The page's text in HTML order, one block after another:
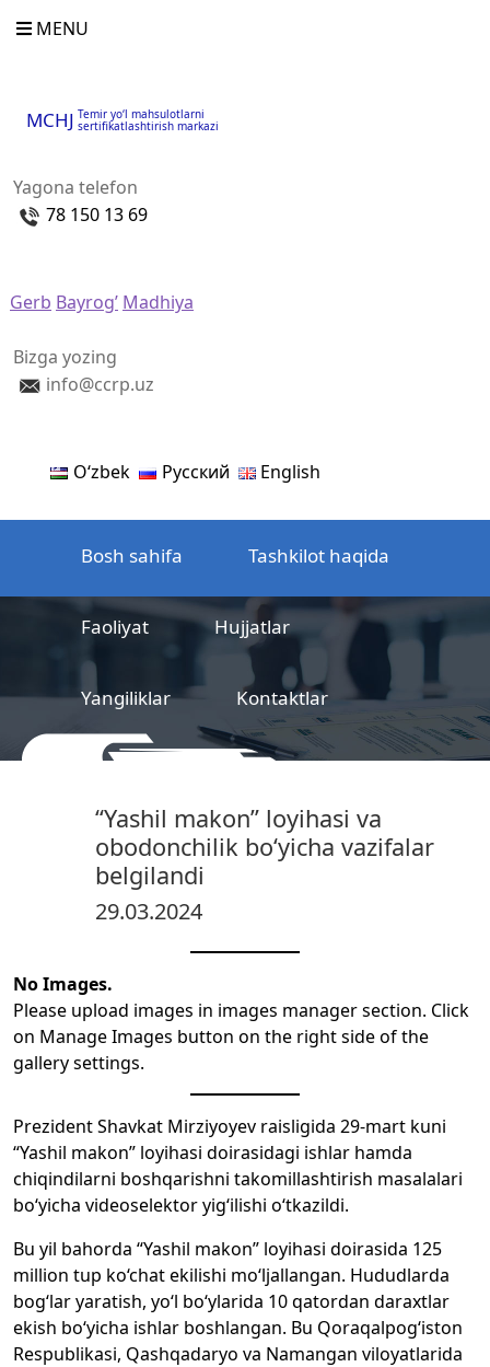
MENU
MCHJ Temir yo‘l mahsulotlarni
sertifikatlashtirish markazi
Yagona telefon
78 150 13 69
Gerb Bayrog’ Madhiya
Bizga yozing
info@ccrp.uz
Oʻzbek Русский English
Bosh sahifa Tashkilot haqida
Faoliyat Hujjatlar
Yangiliklar Kontaktlar
sertifikatlashtirish markazi
“Yashil makon” loyihasi va
obodonchilik bo‘yicha vazifalar
belgilandi
29.03.2024
No Images.
Please upload images in images manager section. Click
on Manage Images button on the right side of the
gallery settings.
Prezident Shavkat Mirziyoyev raisligida 29-mart kuni
“Yashil makon” loyihasi doirasidagi ishlar hamda
chiqindilarni boshqarishni takomillashtirish masalalari
bo‘yicha videoselektor yig‘ilishi o‘tkazildi.
Bu yil bahorda “Yashil makon” loyihasi doirasida 125
million tup ko‘chat ekilishi mo‘ljallangan. Hududlarda
bog‘lar yaratish, yo‘l bo‘ylarida 10 qatordan daraxtlar
ekish bo‘yicha ishlar boshlangan. Bu Qoraqalpog‘iston
Respublikasi, Qashqadaryo va Namangan viloyatlarida